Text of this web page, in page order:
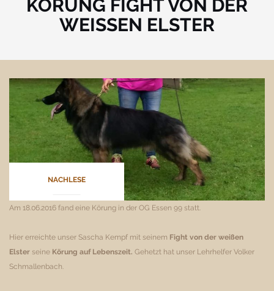
KÖRUNG FIGHT VON DER
WEISSEN ELSTER
NACHLESE
Am 18.06.2016 fand eine Körung in der OG Essen 99 statt.
Hier erreichte unser Sascha Kempf mit seinem Fight von der weißen
Elster seine Körung auf Lebenszeit. Gehetzt hat unser Lehrhelfer Volker
Schmallenbach.